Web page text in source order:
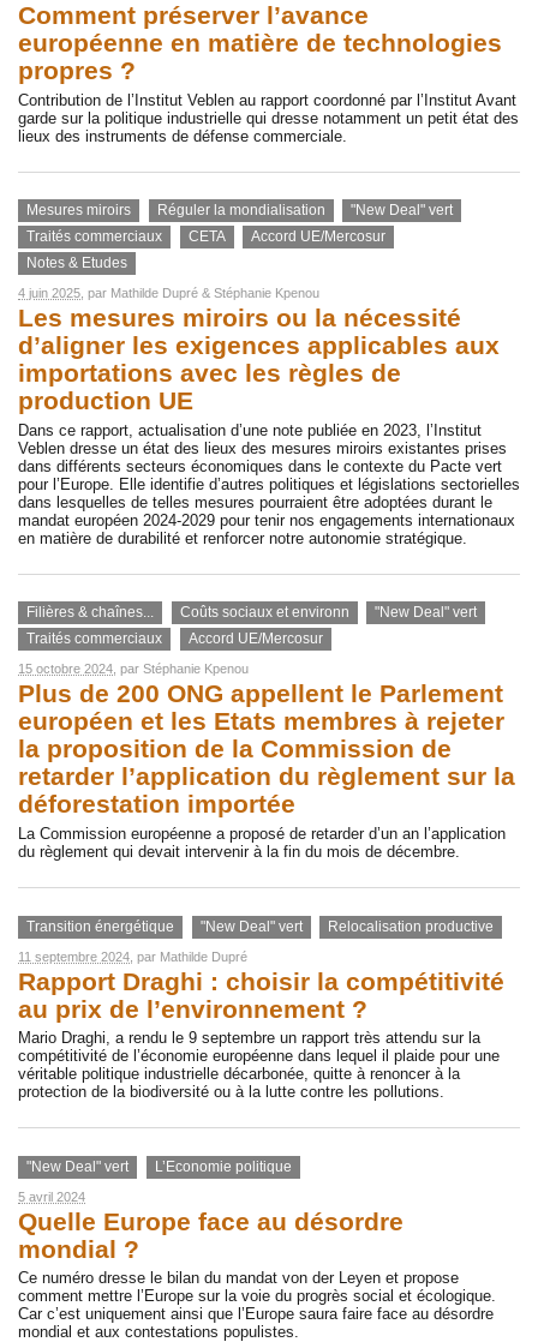
Comment préserver l’avance
européenne en matière de technologies
propres ?
Contribution de l’Institut Veblen au rapport coordonné par l’Institut Avant
garde sur la politique industrielle qui dresse notamment un petit état des
lieux des instruments de défense commerciale.
Mesures miroirs Réguler la mondialisation
"New Deal" vert
Traités commerciaux
CETA
Accord UE/Mercosur
Notes & Etudes
4 juin 2025 , par Mathilde Dupré & Stéphanie Kpenou
Les mesures miroirs ou la nécessité
d’aligner les exigences applicables aux
importations avec les règles de
production UE
Dans ce rapport, actualisation d’une note publiée en 2023, l’Institut
Veblen dresse un état des lieux des mesures miroirs existantes prises
dans différents secteurs économiques dans le contexte du Pacte vert
pour l’Europe. Elle identifie d’autres politiques et législations sectorielles
dans lesquelles de telles mesures pourraient être adoptées durant le
mandat européen 2024-2029 pour tenir nos engagements internationaux
en matière de durabilité et renforcer notre autonomie stratégique.
Filières & chaînes... Coûts sociaux et environn
"New Deal" vert
Traités commerciaux
Accord UE/Mercosur
15 octobre 2024, par Stéphanie Kpenou
Plus de 200 ONG appellent le Parlement
européen et les Etats membres à rejeter
la proposition de la Commission de
retarder l’application du règlement sur la
déforestation importée
La Commission européenne a proposé de retarder d’un an l’application
du règlement qui devait intervenir à la fin du mois de décembre.
Transition énergétique "New Deal" vert Relocalisation productive
11 septembre 2024 , par Mathilde Dupré
Rapport Draghi : choisir la compétitivité
au prix de l’environnement ?
Mario Draghi, a rendu le 9 septembre un rapport très attendu sur la
compétitivité de l’économie européenne dans lequel il plaide pour une
véritable politique industrielle décarbonée, quitte à renoncer à la
protection de la biodiversité ou à la lutte contre les pollutions.
"New Deal" vert L’Economie politique
5 avril 2024
Quelle Europe face au désordre
mondial ?
Ce numéro dresse le bilan du mandat von der Leyen et propose
comment mettre l’Europe sur la voie du progrès social et écologique.
Car c’est uniquement ainsi que l’Europe saura faire face au désordre
mondial et aux contestations populistes.